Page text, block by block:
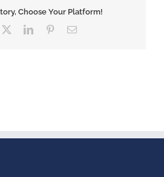
Choose Your Platform!
LinkedInPinterest
E-